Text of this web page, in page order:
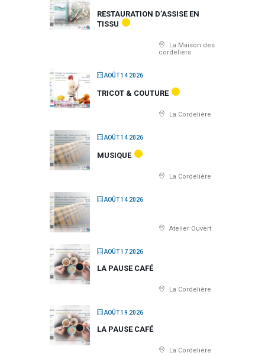
RESTAURATION D’ASSISE EN
TISSU
La Maison des
cordeliers
AOÛT 14 2026
TRICOT & COUTURE
La Cordelière
AOÛT 14 2026
MUSIQUE
La Cordelière
AOÛT 14 2026
Atelier Ouvert
AOÛT 17 2026
LA PAUSE CAFÉ
La Cordelière
AOÛT 19 2026
LA PAUSE CAFÉ
La Cordelière